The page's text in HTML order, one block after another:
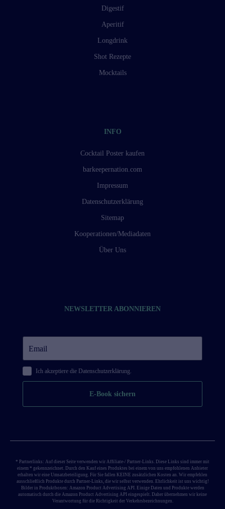
Digestif
Aperitif
Longdrink
Shot Rezepte
Mocktails
INFO
Cocktail Poster kaufen
barkeepernation.com
Impressum
Datenschutzerklärung
Sitemap
Kooperationen/Mediadaten
Über Uns
NEWSLETTER ABONNIEREN
Ich akzeptiere die Datenschutzerklärung.
E-Book sichern
* Partnerlinks: Auf dieser Seite verwenden wir Affiliate-/ Partner-Links. Diese Links sind immer mit
einem * gekennzeichnet. Durch den Kauf eines Produktes bei einem von uns empfohlenen Anbieter
erhalten wir eine Umsatzbeteiligung. Für Sie fallen KEINE zusätzlichen Kosten an. Wir empfehlen
ausschließlich Produkte durch Partner-Links, die wir selbst verwenden. Ehrlichkeit ist uns wichtig!
Bilder in Produktboxen: Amazon Product Advertising API. Einige Daten und Produkte werden
automatisch durch die Amazon Product Advertising API eingespielt. Daher übernehmen wir keine
Verantwortung für die Richtigkeit der Verkehrsbezeichnungen.